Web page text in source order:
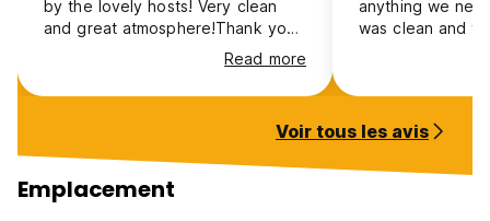
by the lovely hosts! Very clean
and great atmosphere!Thank you
Read more
anything we
was clean and
Voir tous les avis
Emplacement